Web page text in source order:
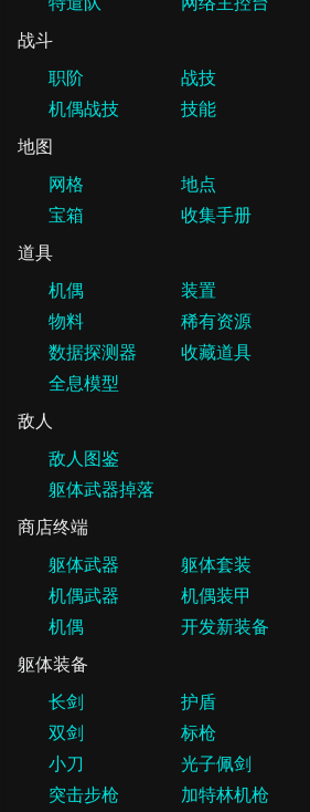
战斗
职阶
战技
机偶战技
技能
地图
网格
地点
宝箱
收集手册
道具
机偶
装置
物料
稀有资源
数据探测器
收藏道具
全息模型
敌人
敌人图鉴
躯体武器掉落
商店终端
躯体武器
躯体套装
机偶武器
机偶装甲
机偶
开发新装备
躯体装备
长剑
护盾
双剑
标枪
小刀
光子佩剑
突击步枪
加特林机枪